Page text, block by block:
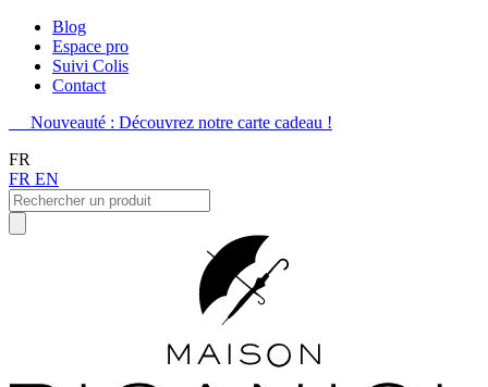
Blog
Espace pro
Suivi Colis
Contact
Nouveauté : Découvrez notre carte cadeau !
FR
FR EN